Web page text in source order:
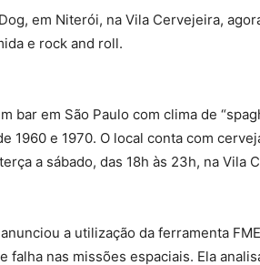
em Niterói, na Vila Cervejeira,
e rock and roll.
bar em São Paulo com clima de
e 1970. O local conta com
a sábado, das 18h às 23h, na Vila
a utilização da ferramenta
falha nas missões espaciais. Ela